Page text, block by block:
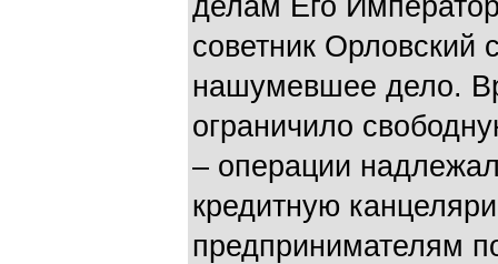
делам Его
советник Орловский
нашумевшее дело.
ограничило
– операции
кредитную
предпринимателям